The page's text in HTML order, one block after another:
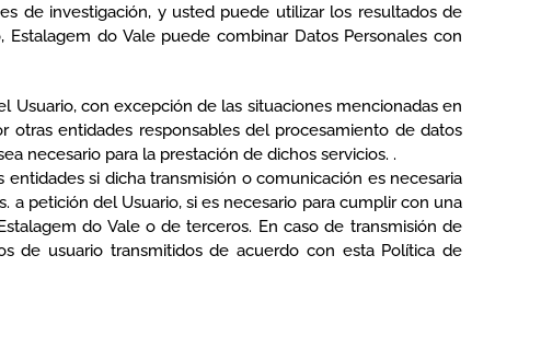
de investigación, y usted puede utilizar los resultados de
do Vale puede combinar Datos Personales con
con excepción de las situaciones mencionadas en
otras entidades responsables del procesamiento de datos
necesario para la prestación de dichos servicios. .
si dicha transmisión o comunicación es necesaria
petición del Usuario, si es necesario para cumplir con una
do Vale o de terceros. En caso de transmisión de
de usuario transmitidos de acuerdo con esta Política de